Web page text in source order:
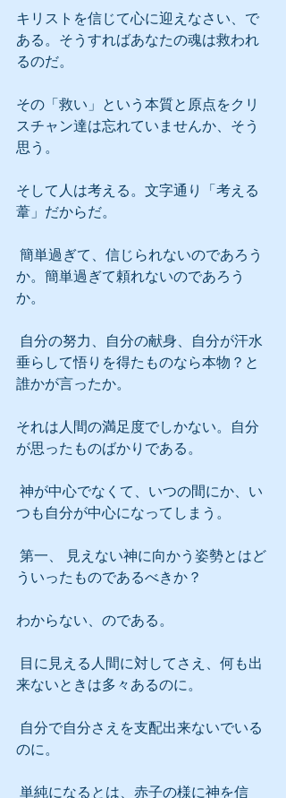
キリストを信じて心に迎えなさい、で
ある。そうすればあなたの魂は救われ
るのだ。
その「救い」という本質と原点をクリ
スチャン達は忘れていませんか、そう
思う。
そして人は考える。文字通り「考える
葦」だからだ。
か。簡単過ぎて頼れないのであろう
か。
垂らして悟りを得たものなら本物？と
誰かが言ったか。
それは人間の満足度でしかない。自分
が思ったものばかりである。
つも自分が中心になってしまう。
ういったものであるべきか？
わからない、のである。
来ないときは多々あるのに。
のに。